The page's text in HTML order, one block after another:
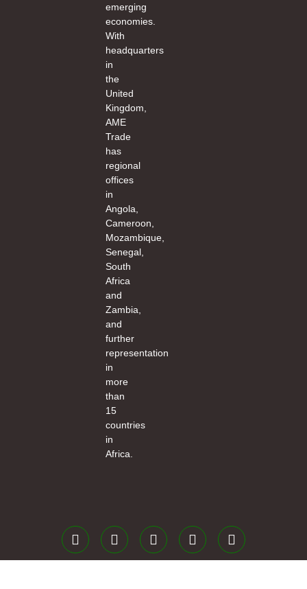
emerging
economies.
With
headquarters
in
the
United
Kingdom,
AME
Trade
has
regional
offices
in
Angola,
Cameroon,
Mozambique,
Senegal,
South
Africa
and
Zambia,
and
further
representation
in
more
than
15
countries
in
Africa.